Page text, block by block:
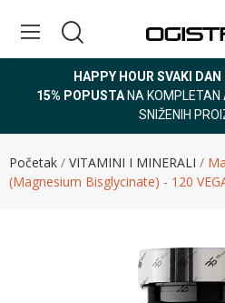
HAPPY HOUR SVAKI
15% POPUSTA NA
SNIŽENIH
Početak VITAMINI I MINERALI
(Magnesium Bisglycinate) - 120